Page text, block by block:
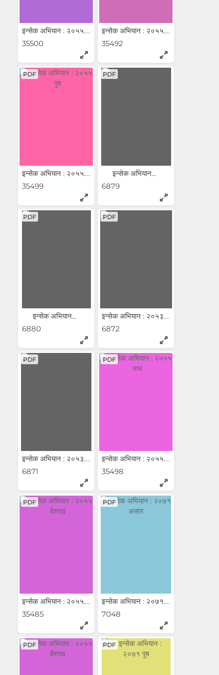
इन्सेक अभियान : २०५५...
35500
इन्सेक अभियान : २०५५...
35492
PDF
इन्सेक अभियान : २०५५...
35499
PDF
इन्सेक अभियान...
6879
PDF
इन्सेक अभियान...
6880
PDF
इन्सेक अभियान : २०५३...
6872
PDF
इन्सेक अभियान : २०५३...
6871
PDF
इन्सेक अभियान : २०५५...
35498
PDF
इन्सेक अभियान : २०५५...
35485
PDF
इन्सेक अभियान : २०७१...
7048
PDF PDF